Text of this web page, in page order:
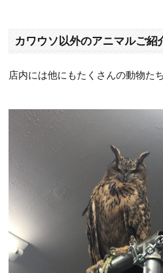
カワウソ以外のアニマルご紹
店内には他にもたくさんの動物た